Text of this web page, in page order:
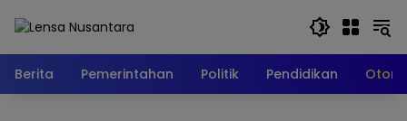
Berita
Pemerintahan Politik Pendidikan